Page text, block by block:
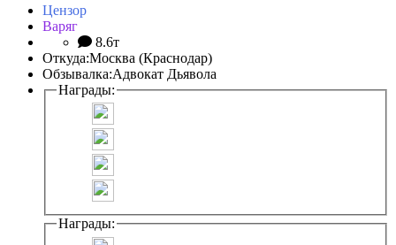
Цензор
Варяг
8.6т
Откуда:Москва (Краснодар)
Обзывалка:Адвокат Дьявола
Награды:
Награды: